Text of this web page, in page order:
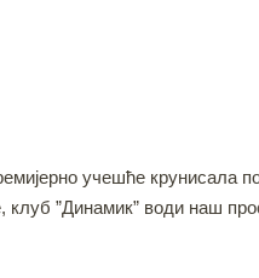
учешће крунисала
клуб ”Динамик” води наш